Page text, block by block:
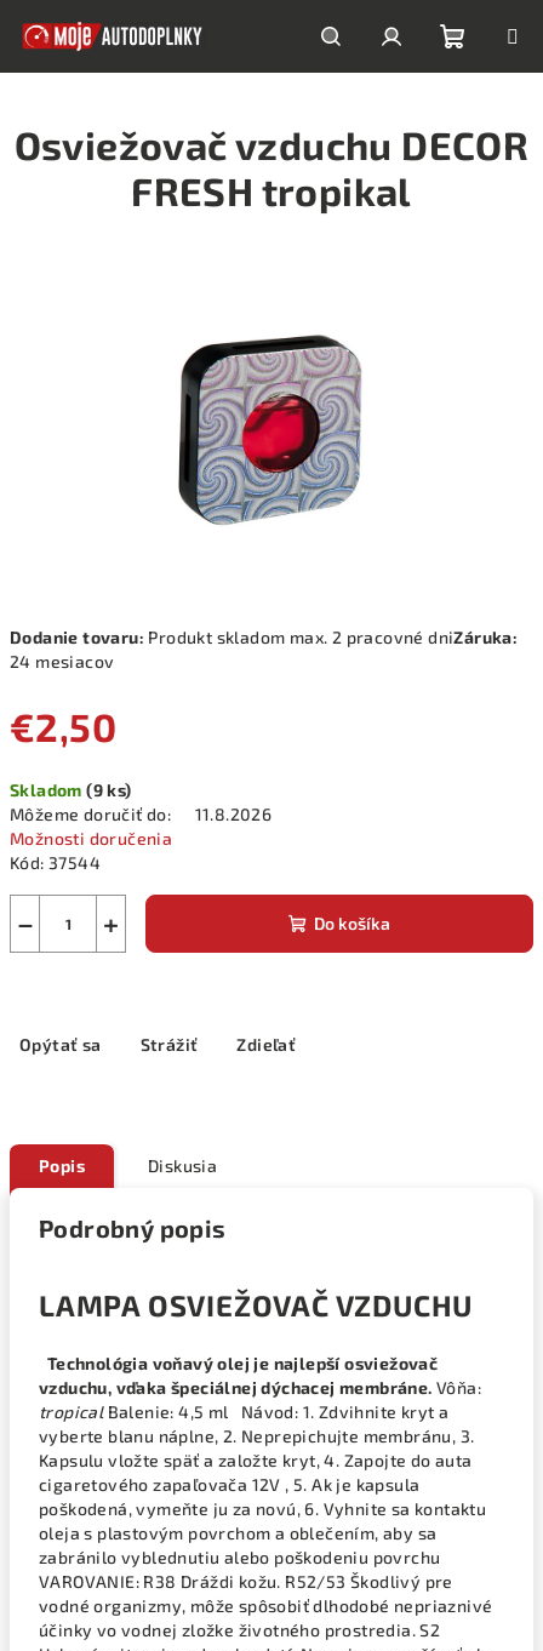
HľadaťPrihlásenie
košík
Dodanie tovaru: Produkt skladom max. 2 pracovné dniZáruka:
24 mesiacov
€2,50
cena:
Skladom(9 ks)
Môžeme doručiť do:
11.8.2026
Možnosti doručenia
Kód: 37544
+
− Do košíka
Opýtať sa Strážiť Zdieľať
Osviežovač vzduchu DECOR
FRESH tropikal
Popis Diskusia
Podrobný popis
LAMPA OSVIEŽOVAČ VZDUCHU
Technológia voňavý olej je najlepší osviežovač
vzduchu, vďaka špeciálnej dýchacej membráne. Vôňa:
tropicalBalenie: 4,5 ml Návod: 1. Zdvihnite kryt a
vyberte blanu náplne, 2. Neprepichujte membránu, 3.
Kapsulu vložte späť a založte kryt, 4. Zapojte do auta
cigaretového zapaľovača 12V , 5. Ak je kapsula
poškodená, vymeňte ju za novú, 6. Vyhnite sa kontaktu
oleja s plastovým povrchom a oblečením, aby sa
zabránilo vyblednutiu alebo poškodeniu povrchu
VAROVANIE: R38 Dráždi kožu. R52/53 Škodlivý pre
vodné organizmy, môže spôsobiť dlhodobé nepriaznivé
účinky vo vodnej zložke životného prostredia. S2